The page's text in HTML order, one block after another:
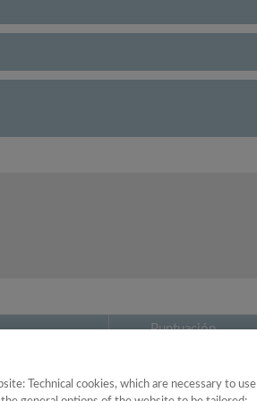
Puntuación
13.40
Technical cookies, which are necessary to use